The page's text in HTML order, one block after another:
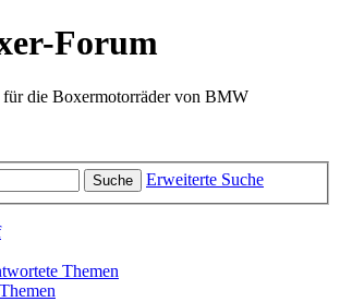
Forum
die Boxermotorräder von BMW
Suche Erweiterte Suche
Themen